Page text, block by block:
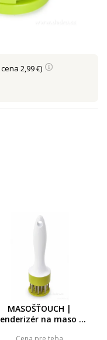
2,99 €)
MASOŠŤOUCH |
na maso |